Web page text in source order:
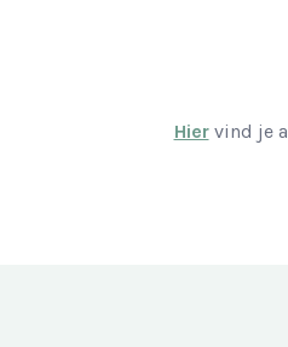
Hiervind je